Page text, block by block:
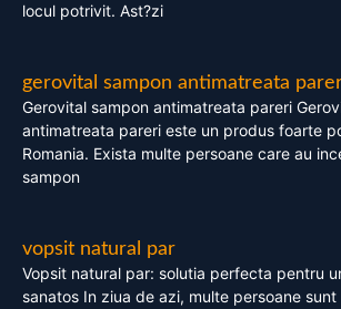
locul potrivit. Ast?zi
gerovital sampon antimatreata
Gerovital sampon antimatreata pareri
antimatreata pareri este un produs foarte
Romania. Exista multe persoane care au
sampon
vopsit natural par
Vopsit natural par: solutia perfecta pentru
sanatos In ziua de azi, multe persoane